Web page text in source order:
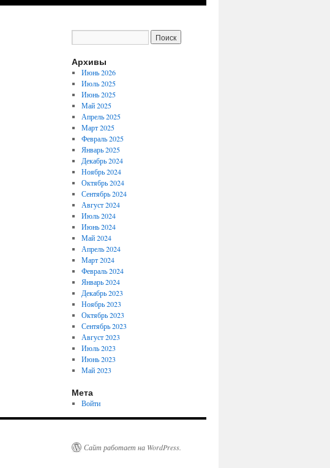
Архивы
Июнь 2026
Июль 2025
Июнь 2025
Май 2025
Апрель 2025
Март 2025
Февраль 2025
Январь 2025
Декабрь 2024
Ноябрь 2024
Октябрь 2024
Сентябрь 2024
Август 2024
Июль 2024
Июнь 2024
Май 2024
Апрель 2024
Март 2024
Февраль 2024
Январь 2024
Декабрь 2023
Ноябрь 2023
Октябрь 2023
Сентябрь 2023
Август 2023
Июль 2023
Июнь 2023
Май 2023
Мета
Войти
Сайт работает на WordPress.